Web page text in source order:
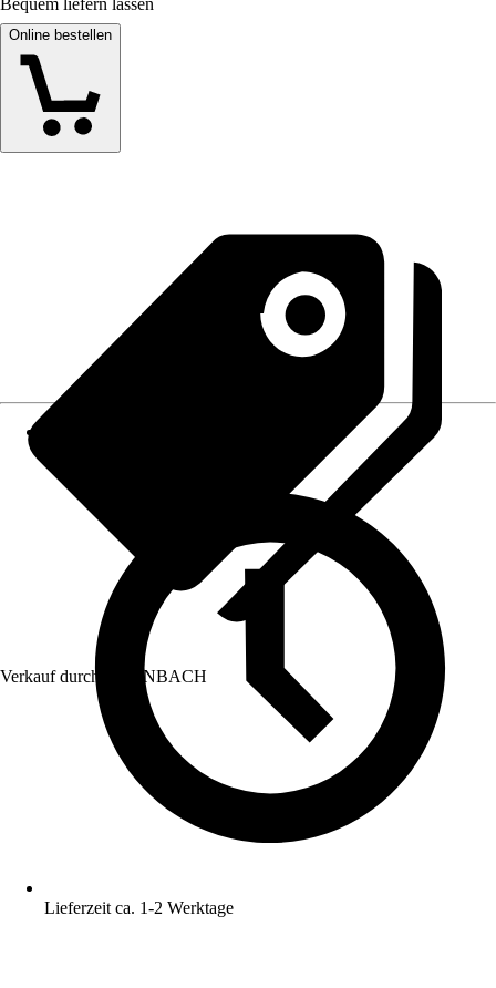
Bequem liefern lassen
Online bestellen
Verkauf durch: HORNBACH
Lieferzeit ca. 1-2 Werktage